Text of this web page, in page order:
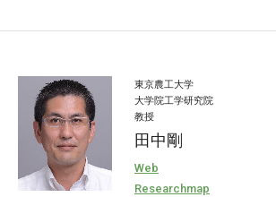
東京農工大学
大学院工学研究院
教授
田中剛
Web
Researchmap